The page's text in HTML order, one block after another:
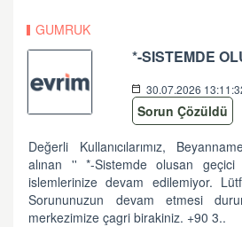
GUMRUK
30.07.2026
Sorun Çözüldü
Değerli Kullanıcılarımız,
alınan '' *-Sistemde olusan
islemlerinize devam edilemiyor.
Sorununuzun devam etmesi
merkezimize çagri birakiniz. +90 3..